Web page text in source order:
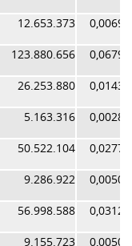
12.653.373
123.880.656
26.253.880
5.163.316
50.522.104
9.286.922
56.998.588
9.155.723